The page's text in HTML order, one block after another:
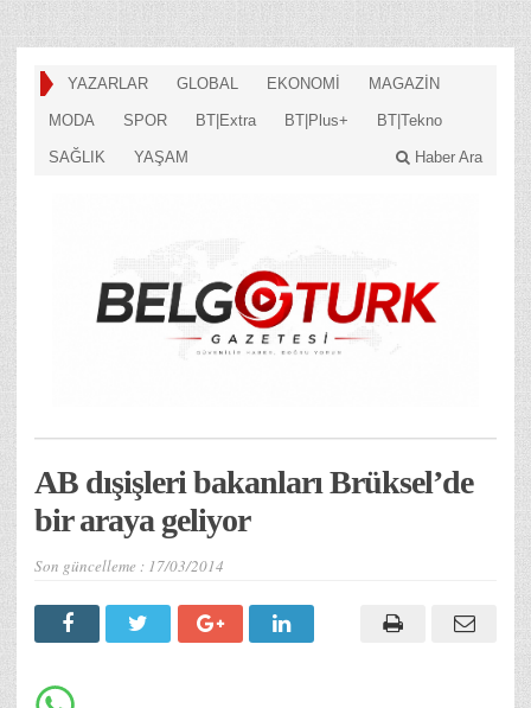
YAZARLAR GLOBAL EKONOMİ MAGAZİN
MODA SPOR BT|Extra BT|Plus+ BT|Tekno
SAĞLIK YAŞAM Haber Ara
AB dışişleri bakanları Brüksel’de
bir araya geliyor
Son güncelleme : 17/03/2014